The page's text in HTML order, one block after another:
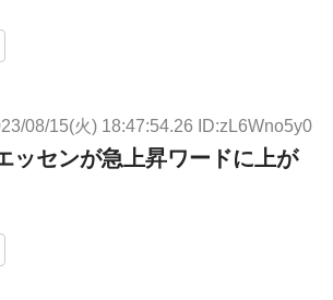
08/15(火) 18:47:54.26 ID:zL6Wno5y0
ッセンが急上昇ワードに上が